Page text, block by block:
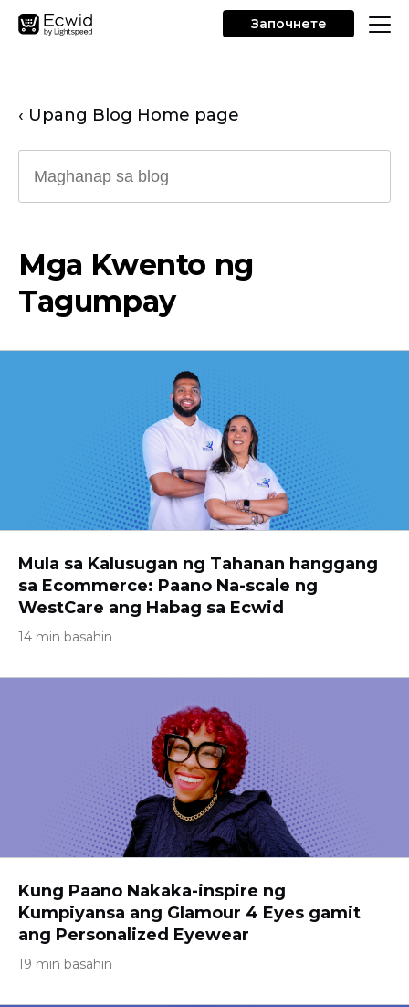
Започнете
‹ Upang Blog Home page
Mga Kwento ng
Tagumpay
Mula sa Kalusugan ng Tahanan hanggang
sa Ecommerce: Paano Na-scale ng
WestCare ang Habag sa Ecwid
14 min basahin
Kung Paano Nakaka-inspire ng
Kumpiyansa ang Glamour 4 Eyes gamit
ang Personalized Eyewear
19 min basahin